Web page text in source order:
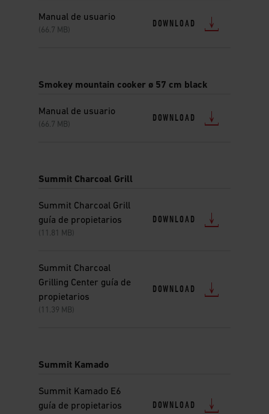
Manual de usuario
(66.7 MB)
DOWNLOAD
Smokey mountain cooker ø 57 cm black
Manual de usuario
(66.7 MB)
DOWNLOAD
Summit Charcoal Grill
Summit Charcoal Grill
guía de propietarios
(11.81 MB)
DOWNLOAD
Summit Charcoal
Grilling Center guía de
propietarios
(11.39 MB)
DOWNLOAD
Summit Kamado
Summit Kamado E6
guía de propietarios
DOWNLOAD